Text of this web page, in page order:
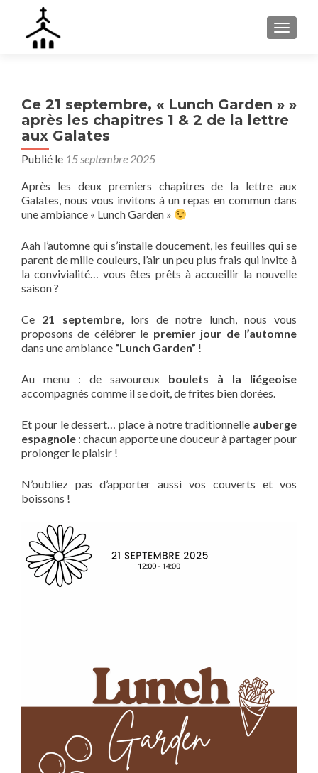
Ce 21 septembre, « Lunch Garden » »
après les chapitres 1 & 2 de la lettre
aux Galates
Publié le 15 septembre 2025
Après les deux premiers chapitres de la lettre aux
Galates, nous vous invitons à un repas en commun dans
une ambiance « Lunch Garden »
Aah l’automne qui s’installe doucement, les feuilles qui se
parent de mille couleurs, l’air un peu plus frais qui invite à
la convivialité… vous êtes prêts à accueillir la nouvelle
saison ?
Ce 21 septembre, lors de notre lunch, nous vous
proposons de célébrer le premier jour de l’automne
dans une ambiance “Lunch Garden” !
Au menu : de savoureux boulets à la liégeoise
accompagnés comme il se doit, de frites bien dorées.
Et pour le dessert… place à notre traditionnelle auberge
espagnole : chacun apporte une douceur à partager pour
prolonger le plaisir !
N’oubliez pas d’apporter aussi vos couverts et vos
boissons !